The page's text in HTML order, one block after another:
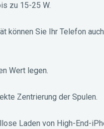
zu 15-25 W.
können Sie Ihr Telefon
Wert legen.
Zentrierung der Spulen.
Laden von High-End-